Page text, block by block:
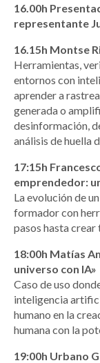
16.00h
representante
16.15h Montse
Herramientas,
entornos con
aprender a
generada o
desinformación,
análisis de huella
17:15h
emprendedor:
La evolución de
formador con
pasos hasta
18:00h Matías
universo con IA»
Caso de uso
inteligencia
humano en la
humana con la
19:00h Urbano